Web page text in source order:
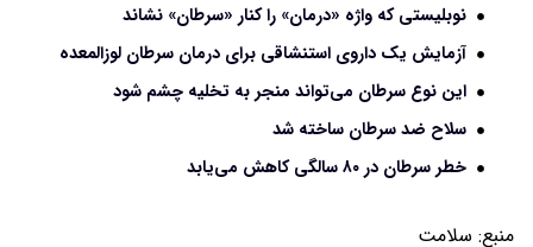
نوبلیستی که واژه «درمان» را کنار «سرطان» نشاند
آزمایش یک داروی استنشاقی برای درمان سرطان لوزالمعده
این نوع سرطان می‌تواند منجر به تخلیه چشم شود
سلاح ضد سرطان ساخته شد
خطر سرطان در ۸۰ سالگی کاهش می‌یابد
منبع: سلامت